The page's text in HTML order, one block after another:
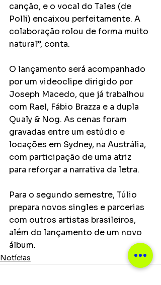
canção, e o vocal do Tales (de
Polli) encaixou perfeitamente. A
colaboração rolou de forma muito
natural”, conta.
O lançamento será acompanhado
por um videoclipe dirigido por
Joseph Macedo, que já trabalhou
com Rael, Fábio Brazza e a dupla
Qualy & Nog. As cenas foram
gravadas entre um estúdio e
locações em Sydney, na Austrália,
com participação de uma atriz
para reforçar a narrativa da letra.
Para o segundo semestre, Túlio
prepara novos singles e parcerias
com outros artistas brasileiros,
além do lançamento de um novo
álbum.
Notícias